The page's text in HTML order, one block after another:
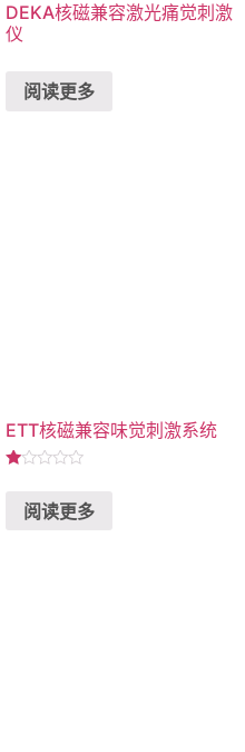
DEKA核磁兼容激光痛觉刺激
仪
阅读更多
ETT核磁兼容味觉刺激系统
1.00
&sol;
阅读更多